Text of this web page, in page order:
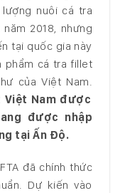
nuôi cá tra
2018, nhưng
tại quốc gia này
phẩm cá tra fillet
của Việt Nam.
Nam được
được nhập
tại Ấn Độ.
đã chính thức
Dự kiến vào